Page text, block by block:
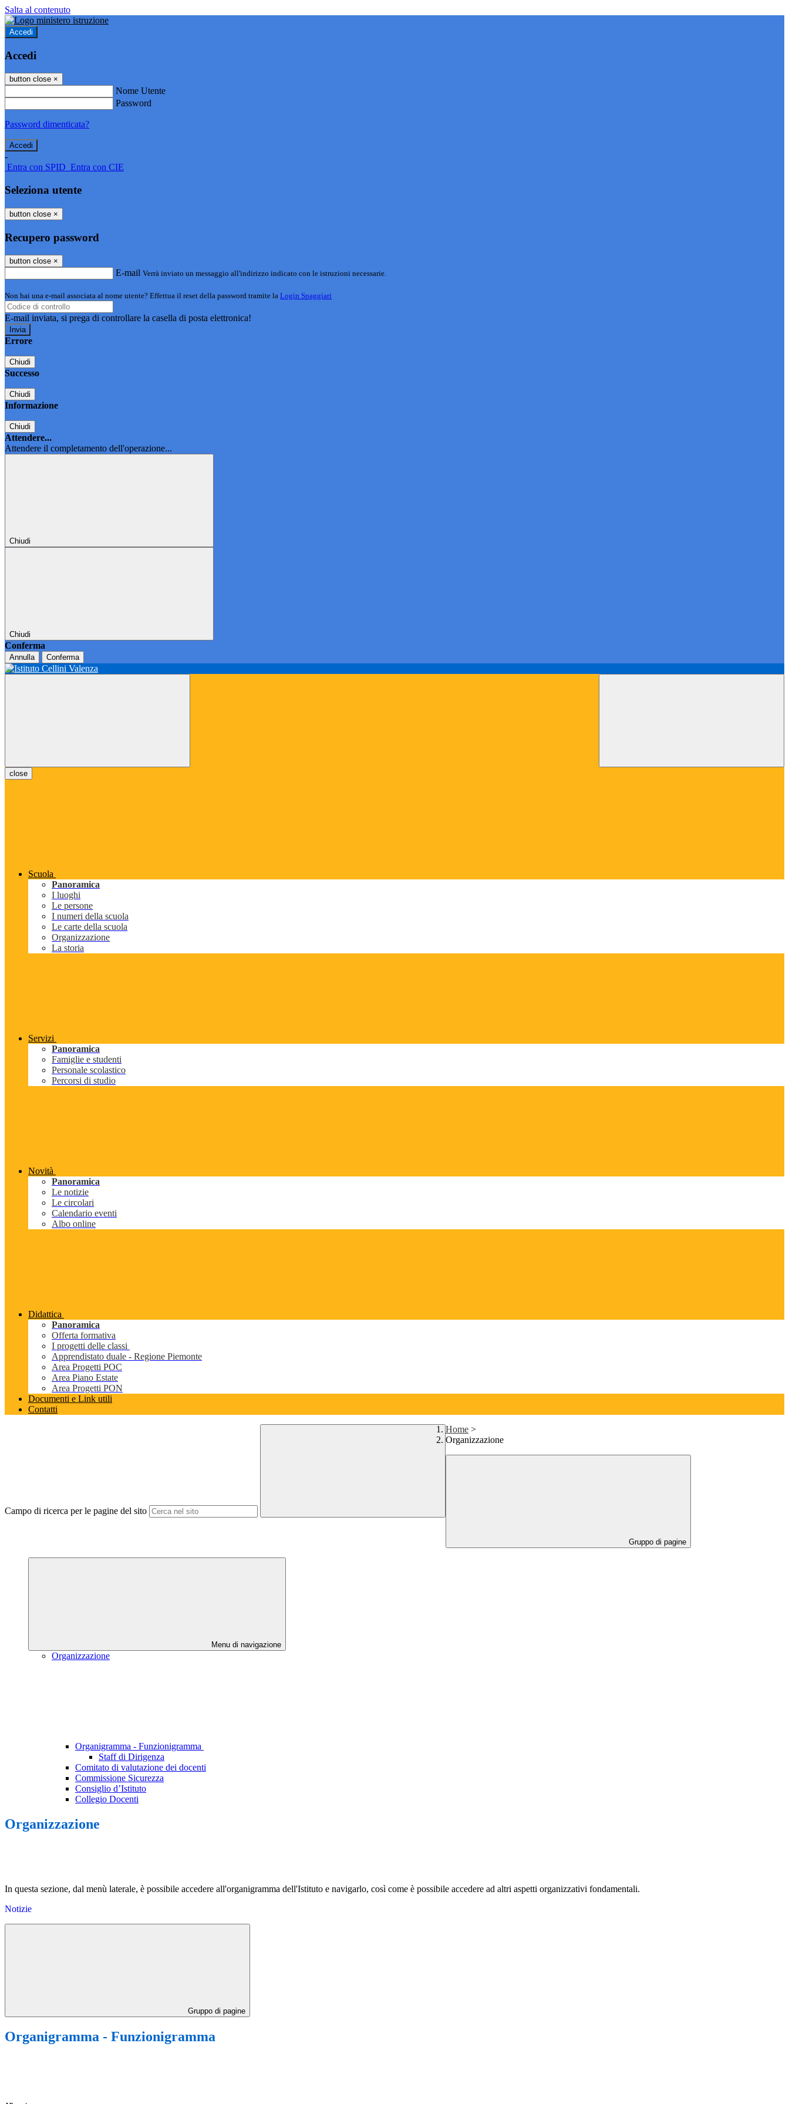
Salta al contenuto
Accedi
Accedi
button close ×
Nome Utente
Password
Password dimenticata?
-
Entra con SPID Entra con CIE
Seleziona utente
button close ×
Recupero password
button close ×
E-mail Verrà inviato un messaggio all'indirizzo indicato con le istruzioni necessarie.
Non hai una e-mail associata al nome utente? Effettua il reset della password tramite la Login Spaggiari
E-mail inviata, si prega di controllare la casella di posta elettronica!
Errore
Chiudi
Successo
Chiudi
Informazione
Chiudi
Attendere...
Attendere il completamento dell'operazione...
Chiudi
Chiudi
Conferma
Annulla Conferma
close
Scuola
Panoramica
I luoghi
Le persone
I numeri della scuola
Le carte della scuola
Organizzazione
La storia
Servizi
Panoramica
Famiglie e studenti
Personale scolastico
Percorsi di studio
Novità
Panoramica
Le notizie
Le circolari
Calendario eventi
Albo online
Didattica
Panoramica
Offerta formativa
I progetti delle classi
Apprendistato duale - Regione Piemonte
Area Progetti POC
Area Piano Estate
Area Progetti PON
Documenti e Link utili
Contatti
Campo di ricerca per le pagine del sito
Home >
Organizzazione
Gruppo di pagine
Menu di navigazione
Organizzazione
Organigramma - Funzionigramma
Staff di Dirigenza
Comitato di valutazione dei docenti
Commissione Sicurezza
Consiglio d’Istituto
Collegio Docenti
Organizzazione
In questa sezione, dal menù laterale, è possibile accedere all'organigramma dell'Istituto e navigarlo, così come è possibile accedere ad altri aspetti organizzativi fondamentali.
Notizie
Gruppo di pagine
Organigramma - Funzionigramma